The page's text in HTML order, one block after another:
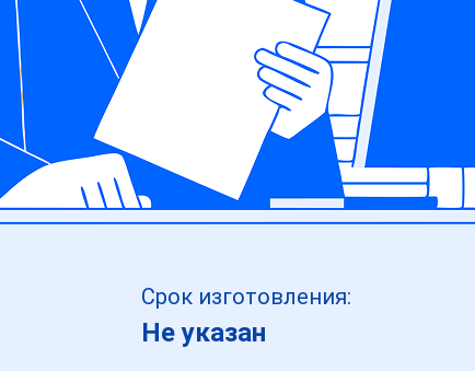
Срок изготовления:
Не указан